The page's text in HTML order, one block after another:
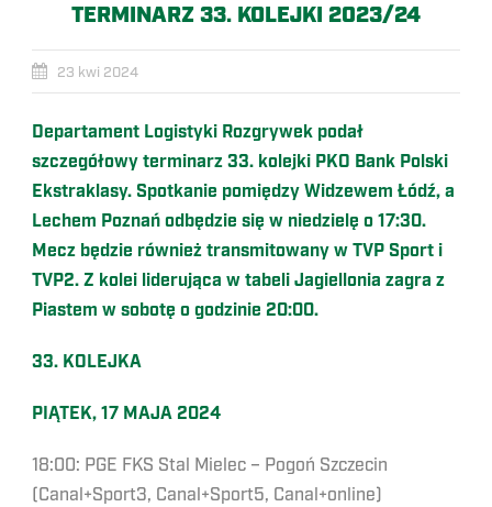
TERMINARZ 33. KOLEJKI 2023/24
23 kwi 2024
Departament Logistyki Rozgrywek podał
szczegółowy terminarz 33. kolejki PKO Bank Polski
Ekstraklasy. Spotkanie pomiędzy Widzewem Łódź, a
Lechem Poznań odbędzie się w niedzielę o 17:30.
Mecz będzie również transmitowany w TVP Sport i
TVP2. Z kolei liderująca w tabeli Jagiellonia zagra z
Piastem w sobotę o godzinie 20:00.
33. KOLEJKA
PIĄTEK, 17 MAJA 2024
18:00: PGE FKS Stal Mielec – Pogoń Szczecin
(Canal+Sport3, Canal+Sport5, Canal+online)